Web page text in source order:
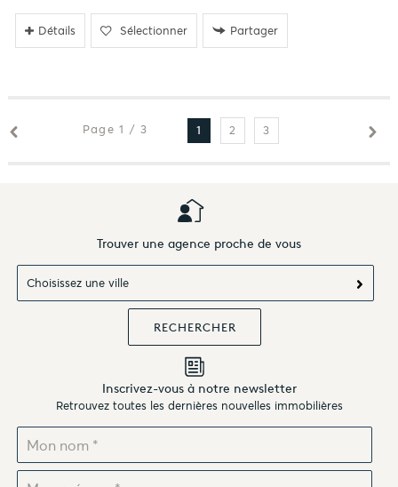
Détails Sélectionner Partager
Page 1 / 3 1 2 3
Trouver une agence proche de vous
Choisissez une ville
Inscrivez-vous à notre newsletter
Retrouvez toutes les dernières nouvelles immobilières